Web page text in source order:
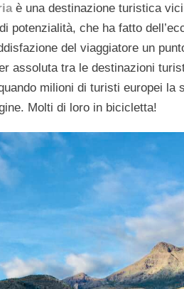
è una destinazione turistica
potenzialità, che ha fatto
del viaggiatore un
assoluta tra le destinazioni
milioni di turisti europei la
Molti di loro in bicicletta!